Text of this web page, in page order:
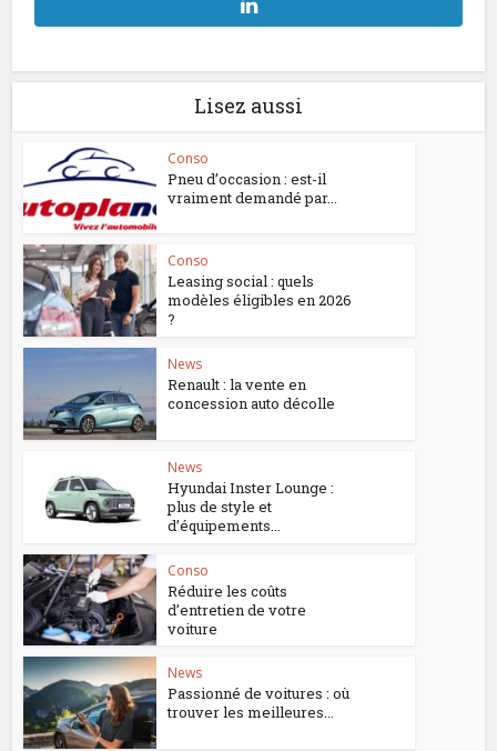
Lisez aussi
Conso
Pneu d’occasion : est-il
vraiment demandé par...
Conso
Leasing social : quels
modèles éligibles en 2026
?
News
Renault : la vente en
concession auto décolle
News
Hyundai Inster Lounge :
plus de style et
d’équipements...
Conso
Réduire les coûts
d’entretien de votre
voiture
News
Passionné de voitures : où
trouver les meilleures...